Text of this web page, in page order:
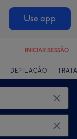
Use app
INICIAR SESSÃO
DEPILAÇÃO